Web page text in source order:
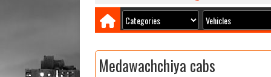
Medawachchiya cabs